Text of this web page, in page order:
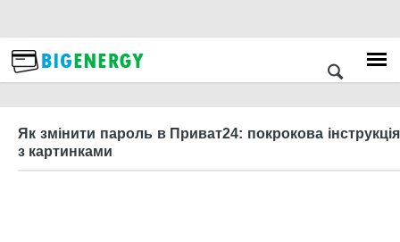
Як змінити пароль в Приват24: покрокова інструкція
з картинками